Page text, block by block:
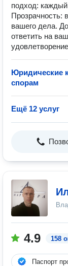
подход:
Прозрачность:
вашего дела.
ответить на
Юридические
спорам
Ещё 12 услуг
4.9 158
Паспорт